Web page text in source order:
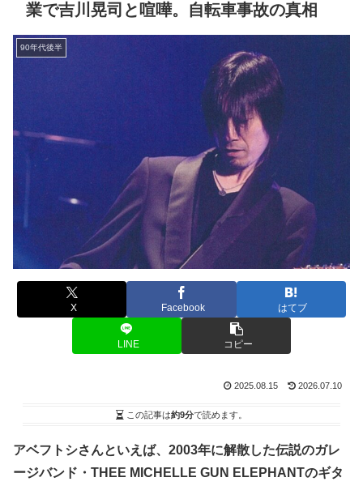
業で吉川晃司と喧嘩。自転車事故の真相
90年代後半
X Facebook はてブ
LINE コピー
2025.08.15 2026.07.10
この記事は約9分で読めます。
アベフトシさんといえば、2003年に解散した伝説のガレ
ージバンド・THEE MICHELLE GUN ELEPHANTのギタ